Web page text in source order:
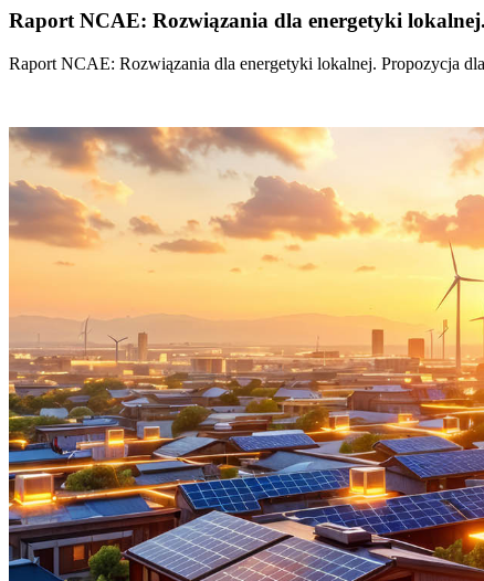
Raport NCAE: Rozwiązania dla energetyki lokalnej.
Raport NCAE: Rozwiązania dla energetyki lokalnej. Propozycja dla